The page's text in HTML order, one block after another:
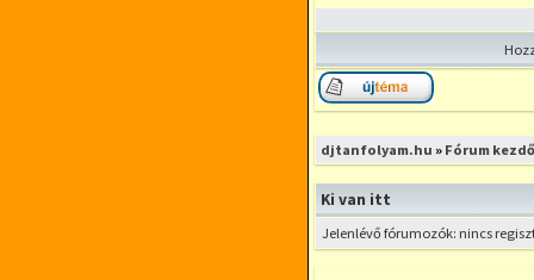
Mutasd meg a
DJ MIXEK
menüpontban
Új téma nyitása
djtanfolyam.hu » Fórum
Ki van itt
Jelenlévő fórumozók: nincs